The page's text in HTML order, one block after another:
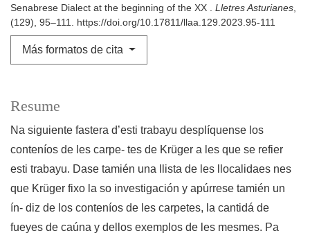
Senabrese Dialect at the beginning of the XX . Lletres Asturianes,
(129), 95–111. https://doi.org/10.17811/llaa.129.2023.95-111
Más formatos de cita
Resume
Na siguiente fastera d’esti trabayu desplíquense los
conteníos de les carpe- tes de Krüger a les que se refier
esti trabayu. Dase tamién una llista de les llocalidaes nes
que Krüger fixo la so investigación y apúrrese tamién un
ín- diz de los conteníos de les carpetes, la cantidá de
fueyes de caúna y dellos exemplos de les mesmes. Pa